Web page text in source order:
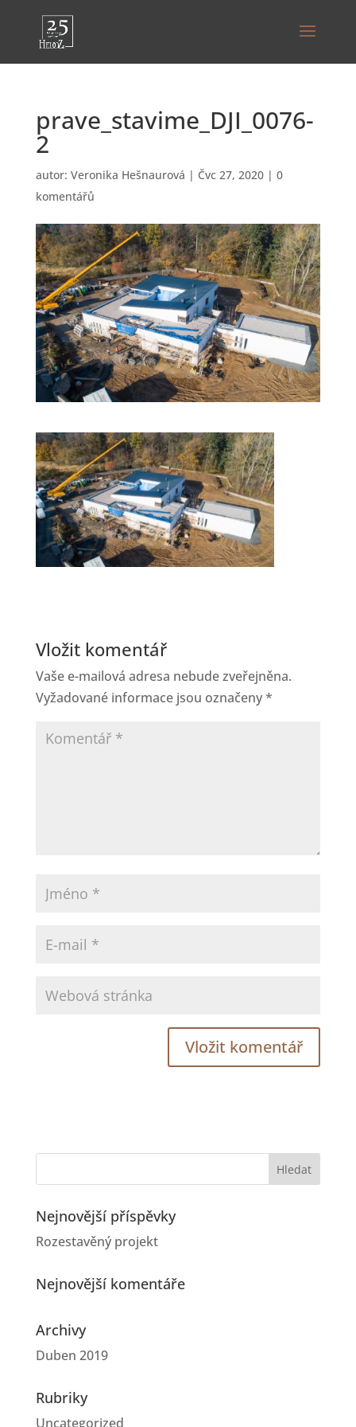
prave_stavime_DJI_0076-
2
autor: Veronika Hešnaurová | Čvc 27, 2020| 0
komentářů
Vložit komentář
Vaše e-mailová adresa nebude zveřejněna.
Vyžadované informace jsou označeny*
Nejnovější příspěvky
Rozestavěný projekt
Nejnovější komentáře
Archivy
Duben 2019
Rubriky
Uncategorized